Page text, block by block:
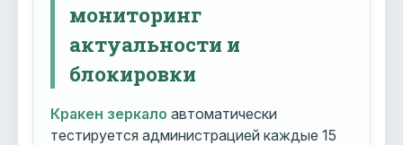
мониторинг
актуальности и
блокировки
Кракен зеркало автоматически
тестируется администрацией каждые 15